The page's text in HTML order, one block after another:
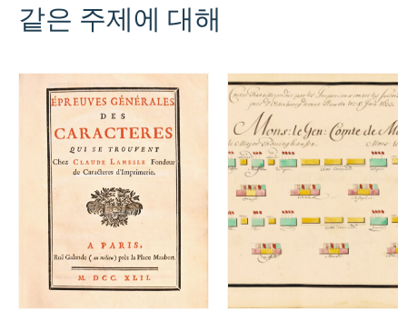
같은 주제에 대해